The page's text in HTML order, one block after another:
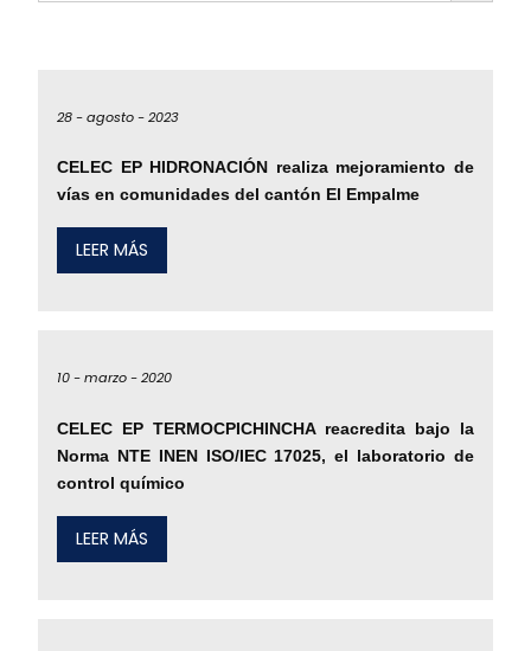
28 -agosto -2023
CELEC EP HIDRONACIÓN realiza mejoramiento de
vías en comunidades del cantón El Empalme
LEER MÁS
10 -marzo -2020
CELEC EP TERMOCPICHINCHA reacredita bajo la
Norma NTE INEN ISO/IEC 17025, el laboratorio de
control químico
LEER MÁS